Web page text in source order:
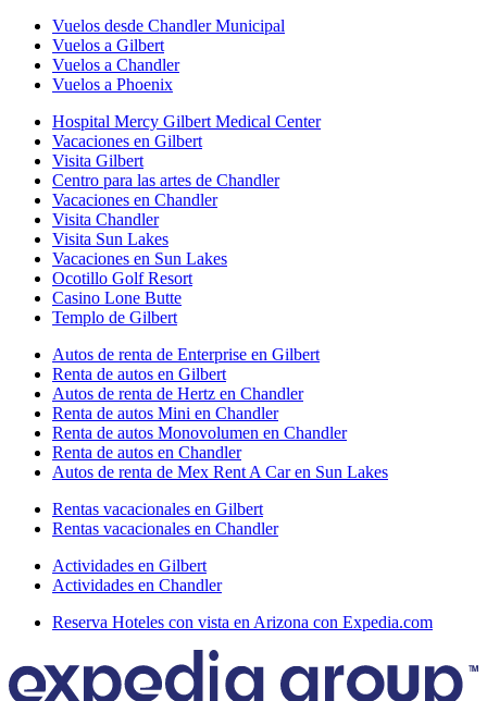
Vuelos desde Chandler Municipal
Vuelos a Gilbert
Vuelos a Chandler
Vuelos a Phoenix
Hospital Mercy Gilbert Medical Center
Vacaciones en Gilbert
Visita Gilbert
Centro para las artes de Chandler
Vacaciones en Chandler
Visita Chandler
Visita Sun Lakes
Vacaciones en Sun Lakes
Ocotillo Golf Resort
Casino Lone Butte
Templo de Gilbert
Autos de renta de Enterprise en Gilbert
Renta de autos en Gilbert
Autos de renta de Hertz en Chandler
Renta de autos Mini en Chandler
Renta de autos Monovolumen en Chandler
Renta de autos en Chandler
Autos de renta de Mex Rent A Car en Sun Lakes
Rentas vacacionales en Gilbert
Rentas vacacionales en Chandler
Actividades en Gilbert
Actividades en Chandler
Reserva Hoteles con vista en Arizona con Expedia.com